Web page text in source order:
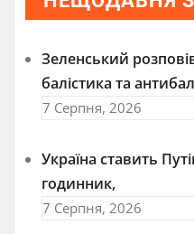
Зеленський
балістика та
7 Серпня, 2026
Україна ставить
годинник,
7 Серпня, 2026